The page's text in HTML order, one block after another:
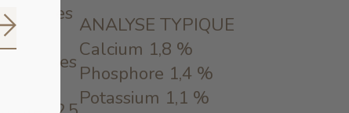
brutes
grasses
ANALYSE TYPIQUE
Calcium 1,8 %
Phosphore 1,4 %
Potassium 1,1 %
S'abonner